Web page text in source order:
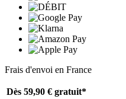
Frais d'envoi en France
Dès 59,90 € gratuit*